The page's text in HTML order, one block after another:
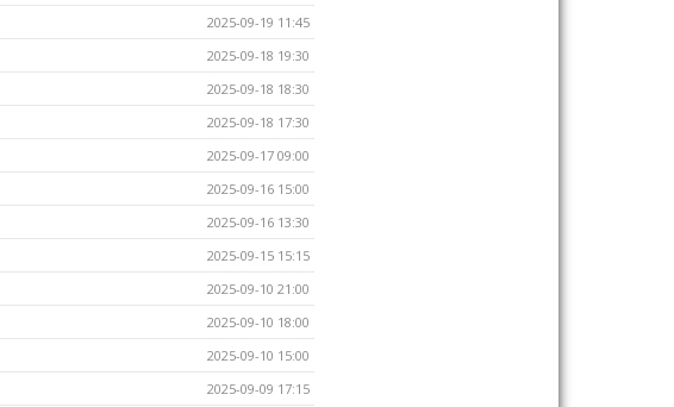
2025-09-19 11:45
2025-09-18 19:30
2025-09-18 18:30
2025-09-18 17:30
2025-09-17 09:00
2025-09-16 15:00
2025-09-16 13:30
2025-09-15 15:15
2025-09-10 21:00
2025-09-10 18:00
2025-09-10 15:00
2025-09-09 17:15